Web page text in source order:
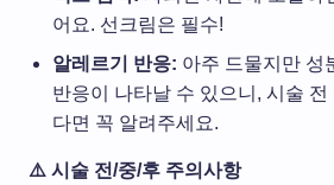
어요. 선크림은 필수!
알레르기 반응: 아주 드물지만 성
반응이 나타날 수 있으니, 시술
다면 꼭 알려주세요.
⚠️ 시술 전/중/후 주의사항